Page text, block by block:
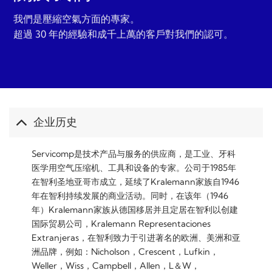
我們是壓縮空氣方面的專家。
超過 30 年的經驗和成千上萬的客戶對我們的認可。
企业历史
Servicomp是技术产品与服务的供应商，是工业、牙科
医学用空气压缩机、工具和设备的专家。公司于1985年
在智利圣地亚哥市成立，延续了Kralemann家族自1946
年在智利持续发展的商业活动。同时，在该年（1946
年）Kralemann家族从德国移居并且定居在智利以创建
国际贸易公司，Kralemann Representaciones
Extranjeras，在智利致力于引进著名的欧洲、美洲和亚
洲品牌，例如：Nicholson，Crescent，Lufkin，
Weller，Wiss，Campbell，Allen，L＆W，